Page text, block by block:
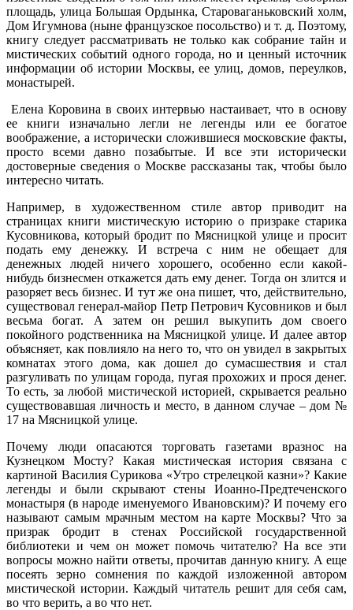
площадь, улица Большая Ордынка, Староваганьковский холм,
Дом Игумнова (ныне французское посольство) и т. д. Поэтому,
книгу следует рассматривать не только как собрание тайн и
мистических событий одного города, но и ценный источник
информации об истории Москвы, ее улиц, домов, переулков,
монастырей.
Елена Коровина в своих интервью настаивает, что в основу
ее книги изначально легли не легенды или ее богатое
воображение, а исторически сложившиеся московские факты,
просто всеми давно позабытые. И все эти исторически
достоверные сведения о Москве рассказаны так, чтобы было
интересно читать.
Например, в художественном стиле автор приводит на
страницах книги мистическую историю о призраке старика
Кусовникова, который бродит по Мясницкой улице и просит
подать ему денежку. И встреча с ним не обещает для
денежных людей ничего хорошего, особенно если какой-
нибудь бизнесмен откажется дать ему денег. Тогда он злится и
разоряет весь бизнес. И тут же она пишет, что, действительно,
существовал генерал-майор Петр Петрович Кусовников и был
весьма богат. А затем он решил выкупить дом своего
покойного родственника на Мясницкой улице. И далее автор
объясняет, как повлияло на него то, что он увидел в закрытых
комнатах этого дома, как дошел до сумасшествия и стал
разгуливать по улицам города, пугая прохожих и прося денег.
То есть, за любой мистической историей, скрывается реально
существовавшая личность и место, в данном случае – дом №
17 на Мясницкой улице.
Почему люди опасаются торговать газетами вразнос на
Кузнецком Мосту? Какая мистическая история связана с
картиной Василия Сурикова «Утро стрелецкой казни»? Какие
легенды и были скрывают стены Иоанно-Предтеченского
монастыря (в народе именуемого Ивановским)? И почему его
называют самым мрачным местом на карте Москвы? Что за
призрак бродит в стенах Российской государственной
библиотеки и чем он может помочь читателю? На все эти
вопросы можно найти ответы, прочитав данную книгу. А еще
посеять зерно сомнения по каждой изложенной автором
мистической истории. Каждый читатель решит для себя сам,
во что верить, а во что нет.